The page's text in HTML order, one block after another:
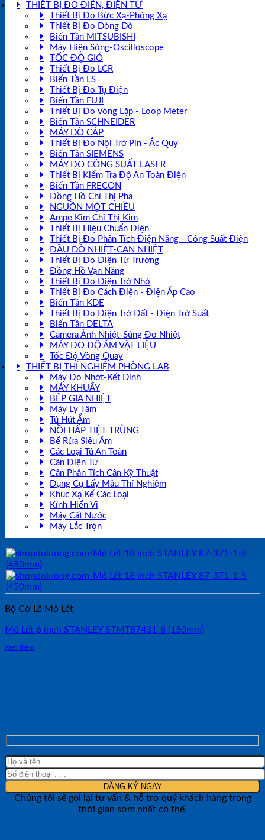
THIẾT BỊ ĐO ĐIỆN, ĐIỆN TỬ
Thiết Bị Đo Bức Xạ-Phóng Xạ
Thiết Bị Đo Dòng Dò
Biến Tần MITSUBISHI
Máy Hiện Sóng-Oscilloscope
TỐC ĐỘ GIÓ
Thiết Bị Đo LCR
Biến Tần LS
Thiết Bị Đo Tụ Điện
Biến Tần FUJI
Thiết Bị Đo Vòng Lặp - Loop Meter
Biến Tần SCHNEIDER
MÁY DÒ CÁP
Thiết Bị Đo Nội Trở Pin - Ắc Quy
Biến Tần SIEMENS
MÁY ĐO CÔNG SUẤT LASER
Thiết Bị Kiểm Tra Độ An Toàn Điện
Biến Tần FRECON
Đồng Hồ Chỉ Thị Pha
NGUỒN MỘT CHIỀU
Ampe Kìm Chỉ Thị Kim
Thiết Bị Hiệu Chuẩn Điện
Thiết Bị Đo Phân Tích Điện Năng - Công Suất Điện
ĐẦU DÒ NHIỆT-CAN NHIỆT
Thiết Bị Đo Điện Từ Trường
Đồng Hồ Vạn Năng
Thiết Bị Đo Điện Trở Nhỏ
Thiết Bị Đo Cách Điện - Điện Áp Cao
Biến Tần KDE
Thiết Bị Đo Điện Trở Đất - Điện Trở Suất
Biến Tần DELTA
Camera Ảnh Nhiệt-Súng Đo Nhiệt
MÁY ĐO ĐỘ ẨM VẬT LIỆU
Tốc Độ Vòng Quay
THIẾT BỊ THÍ NGHIỆM PHÒNG LAB
Máy Đo Nhớt-Kết Dính
MÁY KHUẤY
BẾP GIA NHIỆT
Máy Ly Tâm
Tủ Hút Ẩm
NỒI HẤP TIỆT TRÙNG
Bể Rửa Siêu Âm
Các Loại Tủ An Toàn
Cân Điện Tử
Cân Phân Tích Cân Kỹ Thuật
Dụng Cụ Lấy Mẫu Thí Nghiệm
Khúc Xạ Kế Các Loại
Kính Hiển Vi
Máy Cất Nước
Máy Lắc Trộn
Bộ Cờ Lê Mỏ Lết
Mỏ Lết 6 inch STANLEY STMT87431-8 (150mm)
Xem thêm
Chúng tôi sẽ gọi lại tư vấn & hỗ trợ quý khách hàng trong
thời gian sớm nhất có thể.